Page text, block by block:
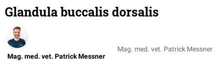
Glandula buccalis dorsalis
Mag. med. vet. Patrick Messner
Mag. med. vet. Patrick Messner